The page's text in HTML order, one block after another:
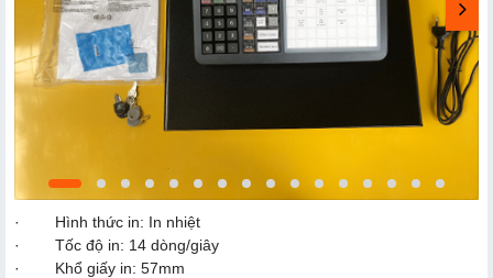
· Hình thức in: In nhiệt
· Tốc độ in: 14 dòng/giây
· Khổ giấy in: 57mm